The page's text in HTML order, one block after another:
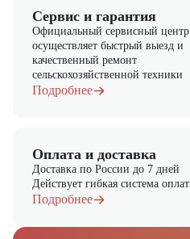
Сервис и гарантия
Официальный сервисный центр
осуществляет быстрый выезд и
качественный ремонт
сельскохозяйственной техники
Подробнее
Оплата и доставка
Доставка по России до 7 дней
Действует гибкая система
Подробнее